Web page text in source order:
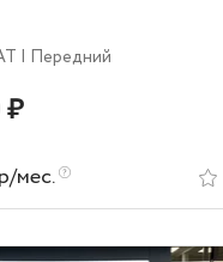
| Передний
₽
мес.